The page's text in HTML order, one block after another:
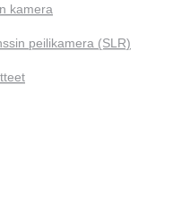
kamera
peilikamera (SLR)